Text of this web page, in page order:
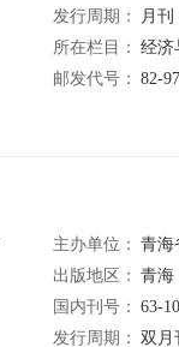
发行周期：
月刊
所在栏目： 经济
邮发代号： 82-97
主办单位： 青海
出版地区： 青海
国内刊号： 63-
发行周期： 双月